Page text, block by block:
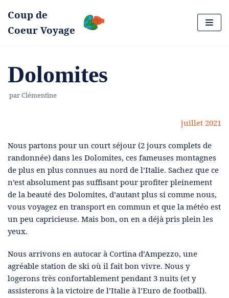
Aller
Coup de
Coeur Voyage
Dolomites
parClémentine
juillet 2021
Nous partons pour un court séjour (2 jours complets de
randonnée) dans les Dolomites, ces fameuses montagnes
de plus en plus connues au nord de l’Italie. Sachez que ce
n’est absolument pas suffisant pour profiter pleinement
de la beauté des Dolomites, d’autant plus si comme nous,
vous voyagez en transport en commun et que la météo est
un peu capricieuse. Mais bon, on en a déjà pris plein les
yeux.
Nous arrivons en autocar à Cortina d’Ampezzo, une
agréable station de ski où il fait bon vivre. Nous y
logerons très confortablement pendant 3 nuits (et y
assisterons à la victoire de l’Italie à l’Euro de football).